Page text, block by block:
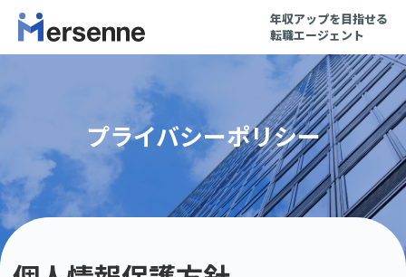
年収アップを目指せる
転職エージェント
プライバシーポリシー